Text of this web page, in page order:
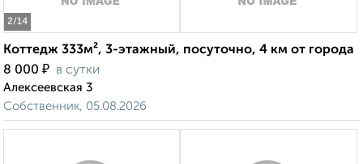
2/14
Коттедж 333м², 3-этажный, посуточно, 4 км от города
8 000 ₽ в сутки
Алексеевская 3
Собственник, 05.08.2026